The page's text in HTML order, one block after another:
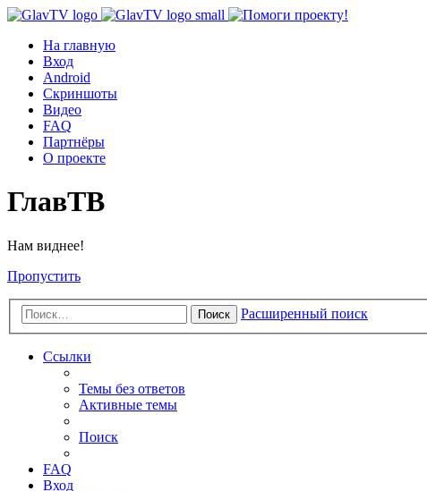
На главную
Вход
Android
Скриншоты
Видео
FAQ
Партнёры
О проекте
ГлавТВ
Нам виднее!
Пропустить
Поиск Расширенный поиск
Ссылки
Темы без ответов
Активные темы
Поиск
FAQ
Вход